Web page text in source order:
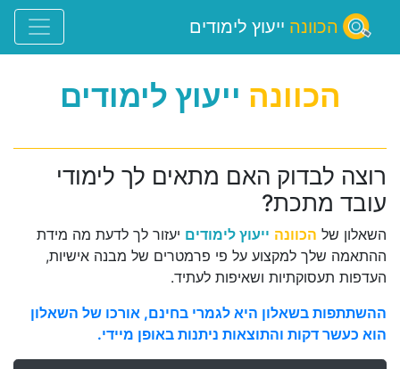
הכוונה ייעוץ לימודים
הכוונה ייעוץ לימודים
רוצה לבדוק האם מתאים לך לימודי
עובד מתכת?
השאלון של הכוונה ייעוץ לימודים יעזור לך לדעת מה מידת
ההתאמה שלך למקצוע על פי פרמטרים של מבנה אישיות,
העדפות תעסוקתיות ושאיפות לעתיד.
ההשתתפות בשאלון היא לגמרי בחינם, אורכו של השאלון
הוא כעשר דקות והתוצאות ניתנות באופן מיידי.